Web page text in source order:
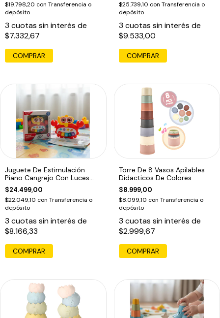
$19.798,20 con Transferencia o
depósito
3 cuotas sin interés de
$7.332,67
COMPRAR
$25.739,10 con Transferencia o
depósito
3 cuotas sin interés de
$9.533,00
Juguete De Estimulación
Piano Cangrejo Con Luces
Para Bebé
$24.499,00
$22.049,10 con Transferencia o
depósito
3 cuotas sin interés de
$8.166,33
Torre De 8 Vasos Apilables
Didacticos De Colores
$8.999,00
$8.099,10 con Transferencia o
depósito
3 cuotas sin interés de
$2.999,67
COMPRAR